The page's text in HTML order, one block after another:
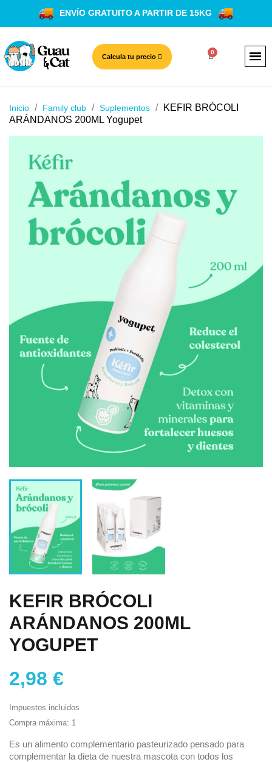
ENVÍO GRATUITO A PARTIR DE 15KG
Calcula tu precio
Inicio Family club Suplementos
KEFIR BRÓCOLI
ARÁNDANOS 200ML Yogupet
KEFIR BRÓCOLI
ARÁNDANOS 200ML
YOGUPET
2,98 €
Impuestos incluidos
Compra máxima: 1
Es un alimento complementario pasteurizado pensado para
complementar la dieta de nuestra mascota con todos los